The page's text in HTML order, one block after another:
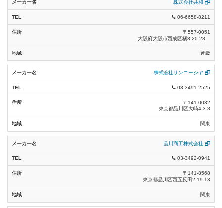
株式会社共和
06-6658-8211
〒557-0051
大阪府大阪市西成区橘3-20-28
近畿
株式会社サンコーシヤ
03-3491-2525
〒141-0032
東京都品川区大崎4-3-8
関東
品川商工株式会社
03-3492-0941
〒141-8568
東京都品川区西五反田2-19-13
関東
電力ケーブル類(エコケーブル) (11)
警報ケーブル類(エコケーブル) (7)
耐熱電線類(エコケーブル) (7)
通信用ケーブル類(エコケーブル) (16)
UTPケーブル類(エコケーブル) (5)